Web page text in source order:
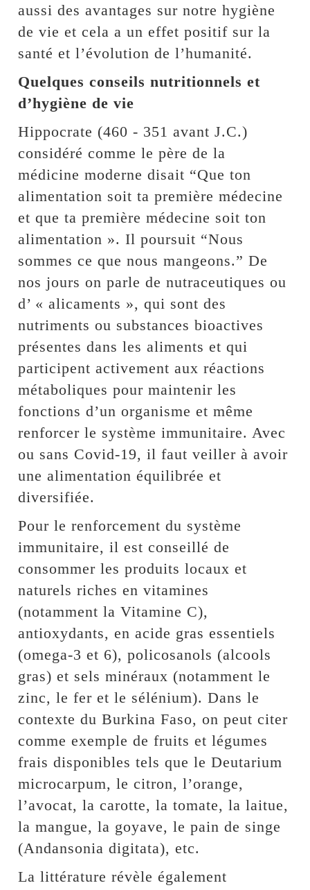
aussi des avantages sur notre hygiène
de vie et cela a un effet positif sur la
santé et l’évolution de l’humanité.
Quelques conseils nutritionnels et
d’hygiène de vie
Hippocrate (460 - 351 avant J.C.)
considéré comme le père de la
médicine moderne disait “Que ton
alimentation soit ta première médecine
et que ta première médecine soit ton
alimentation ». Il poursuit “Nous
sommes ce que nous mangeons.” De
nos jours on parle de nutraceutiques ou
d’ « alicaments », qui sont des
nutriments ou substances bioactives
présentes dans les aliments et qui
participent activement aux réactions
métaboliques pour maintenir les
fonctions d’un organisme et même
renforcer le système immunitaire. Avec
ou sans Covid-19, il faut veiller à avoir
une alimentation équilibrée et
diversifiée.
Pour le renforcement du système
immunitaire, il est conseillé de
consommer les produits locaux et
naturels riches en vitamines
(notamment la Vitamine C),
antioxydants, en acide gras essentiels
(omega-3 et 6), policosanols (alcools
gras) et sels minéraux (notamment le
zinc, le fer et le sélénium). Dans le
contexte du Burkina Faso, on peut citer
comme exemple de fruits et légumes
frais disponibles tels que le Deutarium
microcarpum, le citron, l’orange,
l’avocat, la carotte, la tomate, la laitue,
la mangue, la goyave, le pain de singe
(Andansonia digitata), etc.
La littérature révèle également